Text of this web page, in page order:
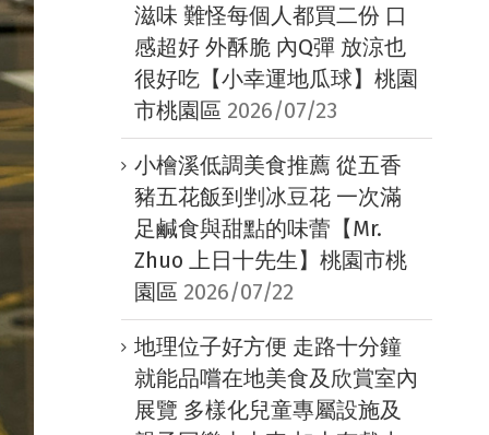
滋味 難怪每個人都買二份 口
感超好 外酥脆 內Q彈 放涼也
很好吃【小幸運地瓜球】桃園
市桃園區 2026/07/23
小檜溪低調美食推薦 從五香
豬五花飯到剉冰豆花 一次滿
足鹹食與甜點的味蕾【Mr.
Zhuo 上日十先生】桃園市桃
園區 2026/07/22
地理位子好方便 走路十分鐘
就能品嚐在地美食及欣賞室內
展覽 多樣化兒童專屬設施及